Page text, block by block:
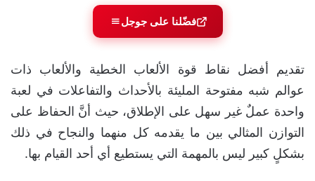
فضّلنا على جوجل
تقديم أفضل نقاط قوة الألعاب الخطية والألعاب ذات
عوالم شبه مفتوحة المليئة بالأحداث والتفاعلات في لعبة
واحدة عملٌ غير سهل على الإطلاق، حيث أنَّ الحفاظ على
التوازن المثالي بين ما يقدمه كل منهما والنجاح في ذلك
بشكلٍ كبير ليس بالمهمة التي يستطيع أي أحد القيام بها.